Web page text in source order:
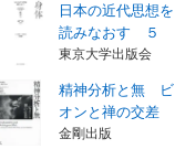
日本の近代思想を
読みなおす ５
東京大学出版会
精神分析と無 ビ
オンと禅の交差
金剛出版